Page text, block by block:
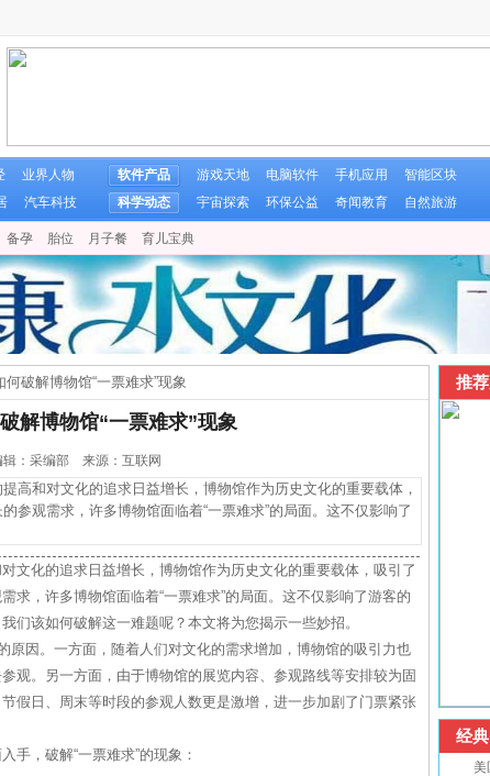
业界人物
汽车科技
软件产品 游戏天地 电脑软件 手机应用
智能区块
科学动态
宇宙探索 环保公益 奇闻教育 自然旅游
备孕 胎位 月子餐 育儿宝典
何破解博物馆“一票难求”现象
解博物馆“一票难求”现象
：采编部 来源：互联网
和对文化的追求日益增长，博物馆作为历史文化的重要载体，
参观需求，许多博物馆面临着“一票难求”的局面。这不仅影响了
文化的追求日益增长，博物馆作为历史文化的重要载体，吸引了
求，许多博物馆面临着“一票难求”的局面。这不仅影响了游客的
们该如何破解这一难题呢？本文将为您揭示一些妙招。
原因。一方面，随着人们对文化的需求增加，博物馆的吸引力也
观。另一方面，由于博物馆的展览内容、参观路线等安排较为固
假日、周末等时段的参观人数更是激增，进一步加剧了门票紧张
手，破解“一票难求”的现象：
推荐
经典
美